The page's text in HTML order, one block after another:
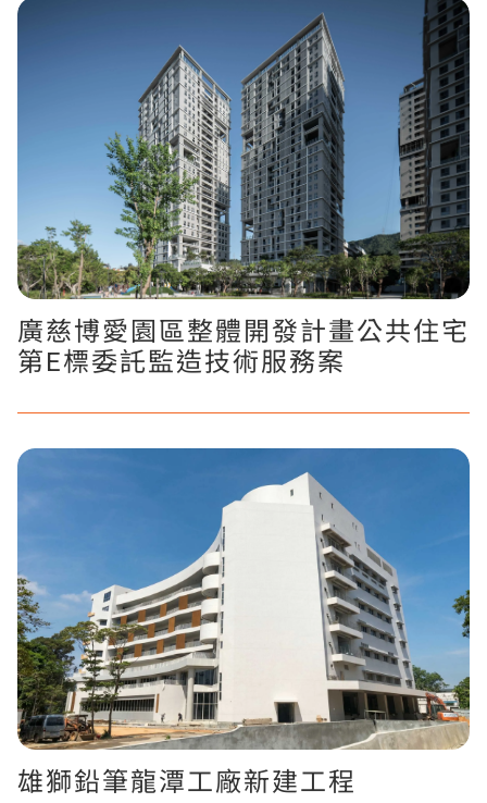
廣慈博愛園區整體開發計畫公共住宅
第E標委託監造技術服務案
雄獅鉛筆龍潭工廠新建工程